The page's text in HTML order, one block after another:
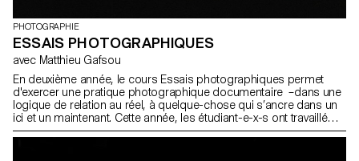
PHOTOGRAPHIE
ESSAIS PHOTOGRAPHIQUES
avec Matthieu Gafsou
En deuxième année, le cours Essais photographiques permet
d'exercer une pratique photographique documentaire –dans une
logique de relation au réel, à quelque-chose qui s’ancre dans un
ici et un maintenant. Cette année, les étudiant-e-x-s ont travaillé
sur une thématique liée à l'écologie au sens large: un objet de